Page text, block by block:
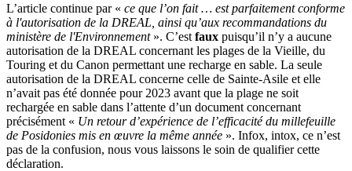
L’article continue par « ce que l’on fait … est parfaitement conforme
à l'autorisation de la DREAL, ainsi qu’aux recommandations du
ministère de l'Environnement». C’est faux puisqu’il n’y a aucune
autorisation de la DREAL concernant les plages de la Vieille, du
Touring et du Canon permettant une recharge en sable. La seule
autorisation de la DREAL concerne celle de Sainte-Asile et elle
n’avait pas été donnée pour 2023 avant que la plage ne soit
rechargée en sable dans l’attente d’un document concernant
précisément « Un retour d’expérience de l’efficacité du millefeuille
de Posidonies mis en œuvre la même année ». Infox, intox, ce n’est
pas de la confusion, nous vous laissons le soin de qualifier cette
déclaration.